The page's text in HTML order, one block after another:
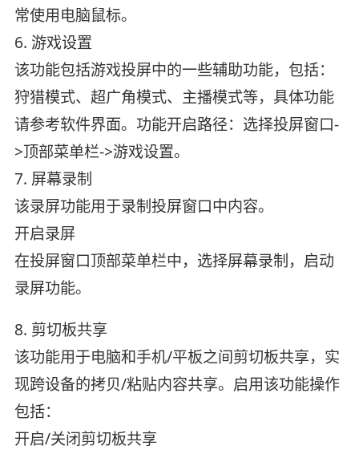
常使用电脑鼠标。
6. 游戏设置
该功能包括游戏投屏中的一些辅助功能，包括：
狩猎模式、超广角模式、主播模式等，具体功能
请参考软件界面。功能开启路径：选择投屏窗口-
>顶部菜单栏->游戏设置。
7. 屏幕录制
该录屏功能用于录制投屏窗口中内容。
开启录屏
在投屏窗口顶部菜单栏中，选择屏幕录制，启动
录屏功能。
8. 剪切板共享
该功能用于电脑和手机/平板之间剪切板共享，实
现跨设备的拷贝/粘贴内容共享。启用该功能操作
包括：
开启/关闭剪切板共享